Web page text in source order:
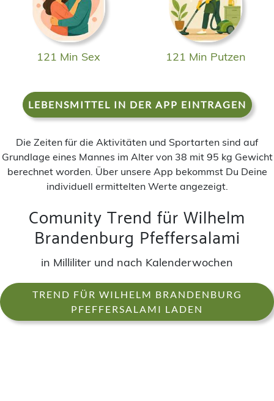
121 Min Sex 121 Min Putzen
LEBENSMITTEL IN DER APP EINTRAGEN
Die Zeiten für die Aktivitäten und Sportarten sind auf
Grundlage eines Mannes im Alter von 38 mit 95 kg Gewicht
berechnet worden. Über unsere App bekommst Du Deine
individuell ermittelten Werte angezeigt.
Comunity Trend für Wilhelm
Brandenburg Pfeffersalami
in Milliliter und nach Kalenderwochen
TREND FÜR WILHELM BRANDENBURG
PFEFFERSALAMI LADEN